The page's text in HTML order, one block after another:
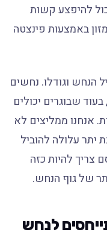
להיפצע קשות
באמצעות פינצטה
וגודלו. נחשים
שבוגרים יכולים
אנחנו ממליצים לא
יתר עלולה להוביל
צריך להיות כזה
של גוף הנחש.
לנחש